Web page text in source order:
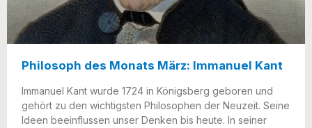
Philosoph des Monats März: Immanuel Kant
Imma­nu­el Kant wur­de 1724 in Königs­berg gebo­ren und
gehört zu den wich­tigs­ten Phi­lo­so­phen der Neu­zeit. Sei­ne
Ideen beein­flus­sen unser Den­ken bis heu­te. In sei­ner